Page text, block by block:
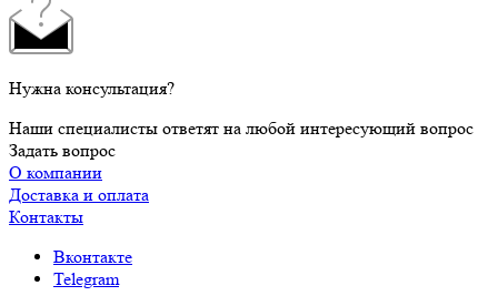
Нужна консультация?
Наши специалисты ответят на любой интересующий вопрос
Задать вопрос
О компании
Доставка и оплата
Контакты
Вконтакте
Telegram